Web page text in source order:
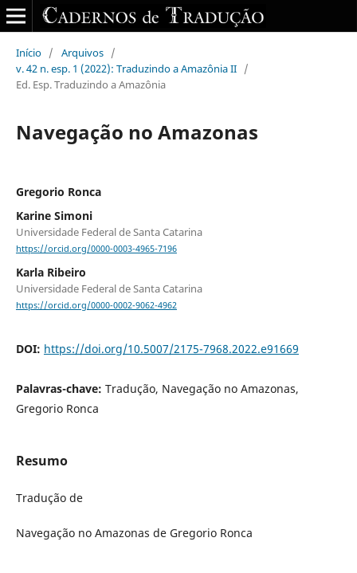
Início / Arquivos /
v. 42 n. esp. 1 (2022): Traduzindo a Amazônia II /
Ed. Esp. Traduzindo a Amazônia
Navegação no Amazonas
Gregorio Ronca
Karine Simoni
Universidade Federal de Santa Catarina
https://orcid.org/0000-0003-4965-7196
Karla Ribeiro
Universidade Federal de Santa Catarina
https://orcid.org/0000-0002-9062-4962
DOI: https://doi.org/10.5007/2175-7968.2022.e91669
Palavras-chave: Tradução, Navegação no Amazonas,
Gregorio Ronca
Resumo
Tradução de
Navegação no Amazonas de Gregorio Ronca